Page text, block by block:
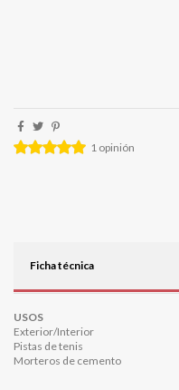
1 opinión
Ficha técnica
USOS
Exterior/Interior
Pistas de tenis
Morteros de cemento